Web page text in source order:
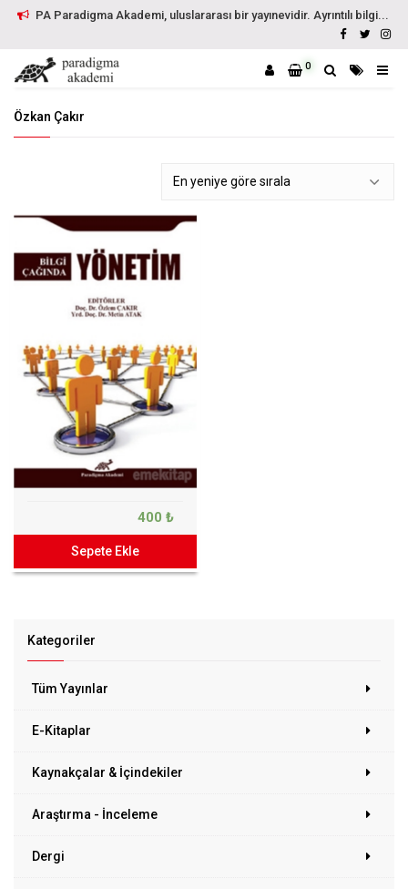
PA Paradigma Akademi, uluslararası bir yayınevidir. Ayrıntılı bilgi...
0
Özkan Çakır
Kategoriler
Tüm Yayınlar
E-Kitaplar
Kaynakçalar & İçindekiler
Araştırma - İnceleme
Dergi
400 ₺
Sepete Ekle